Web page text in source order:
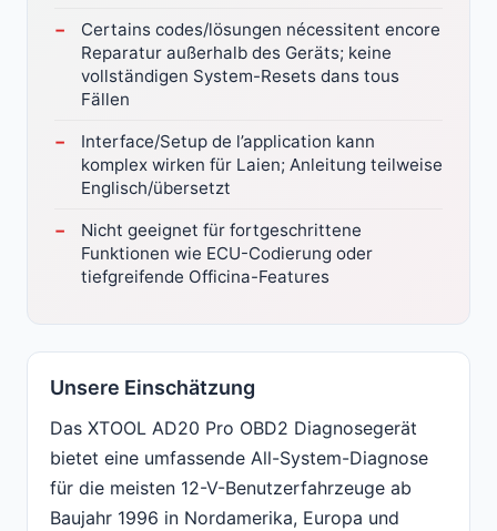
Certains codes/lösungen nécessitent encore
Reparatur außerhalb des Geräts; keine
vollständigen System-Resets dans tous
Fällen
Interface/Setup de l’application kann
komplex wirken für Laien; Anleitung teilweise
Englisch/übersetzt
Nicht geeignet für fortgeschrittene
Funktionen wie ECU-Codierung oder
tiefgreifende Officina-Features
Unsere Einschätzung
Das XTOOL AD20 Pro OBD2 Diagnosegerät
bietet eine umfassende All-System-Diagnose
für die meisten 12-V-Benutzerfahrzeuge ab
Baujahr 1996 in Nordamerika, Europa und